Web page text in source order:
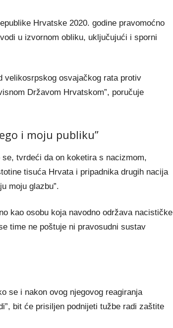
Hrvatske 2020. godine pravomoćno
u izvornom obliku, uključujući i sporni
velikosrpskog osvajačkog rata protiv
Državom Hrvatskom”, poručuje
i moju publiku”
tvrdeći da on koketira s nacizmom,
tisuća Hrvata i pripadnika drugih nacija
moju glazbu”.
kao osobu koja navodno održava nacističke
time ne poštuje ni pravosudni sustav
se i nakon ovog njegovog reagiranja
bit će prisiljen podnijeti tužbe radi zaštite